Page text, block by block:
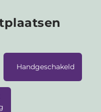
Handgeschakeld